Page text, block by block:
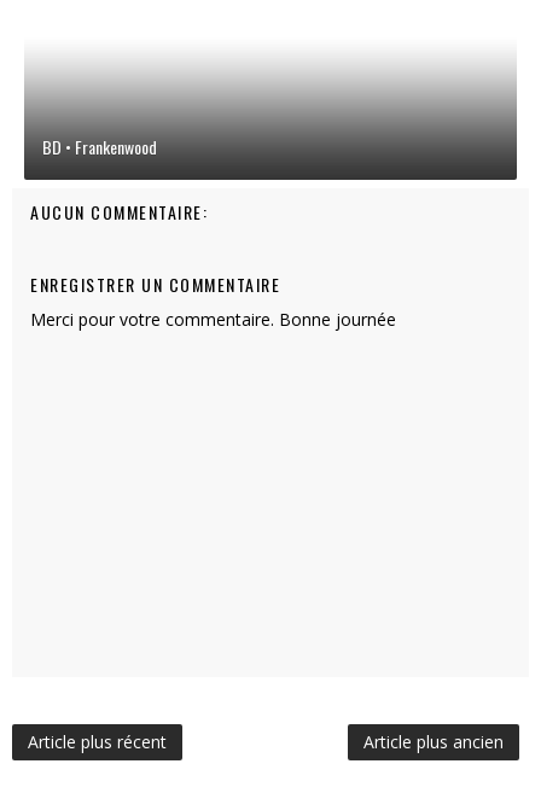
BD • Frankenwood
AUCUN COMMENTAIRE:
ENREGISTRER UN COMMENTAIRE
Merci pour votre commentaire. Bonne journée
Article plus récent Article plus ancien